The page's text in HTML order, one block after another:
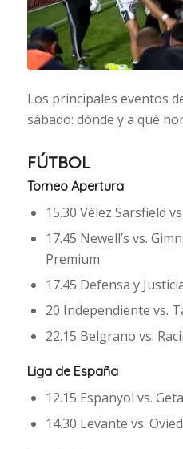
Los principales eventos
sábado: dónde y a qué
FÚTBOL
Torneo Apertura
15.30 Vélez Sarsfield
17.45 Newell’s vs.
Premium
17.45 Defensa y
20 Independiente vs.
22.15 Belgrano vs.
Liga de España
12.15 Espanyol vs.
14.30 Levante vs.